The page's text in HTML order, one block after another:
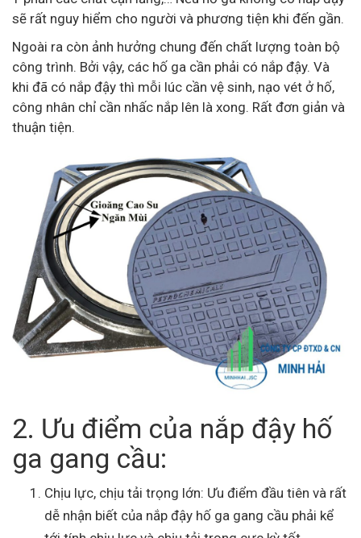
sẽ rất nguy hiểm cho người và phương tiện khi đến gần.
Ngoài ra còn ảnh hưởng chung đến chất lượng toàn bộ
công trình. Bởi vậy, các hố ga cần phải có nắp đậy. Và
khi đã có nắp đậy thì mỗi lúc cần vệ sinh, nạo vét ở hố,
công nhân chỉ cần nhấc nắp lên là xong. Rất đơn giản và
thuận tiện.
2. Ưu điểm của nắp đậy hố
ga gang cầu:
Chịu lực, chịu tải trọng lớn: Ưu điểm đầu tiên và rất
dễ nhận biết của nắp đậy hố ga gang cầu phải kể